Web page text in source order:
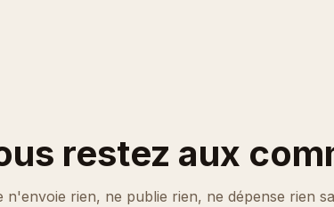
restez aux
n'envoie rien, ne publie rien, ne dépense rien